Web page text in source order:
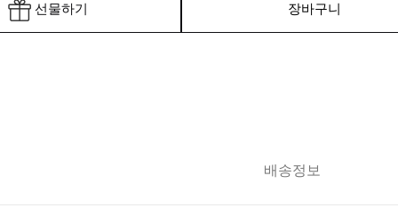
선물하기 장바구니
배송정보